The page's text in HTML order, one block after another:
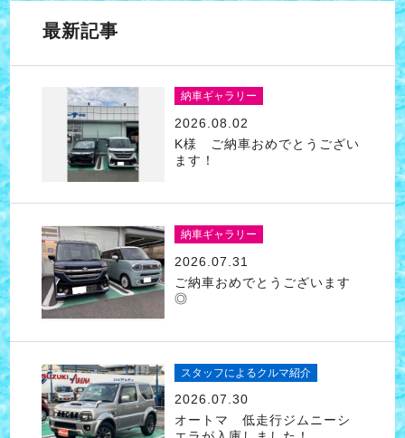
最新記事
納車ギャラリー
2026.08.02
K様 ご納車おめでとうござい
ます！
納車ギャラリー
2026.07.31
ご納車おめでとうございます
◎
スタッフによるクルマ紹介
2026.07.30
オートマ 低走行ジムニーシ